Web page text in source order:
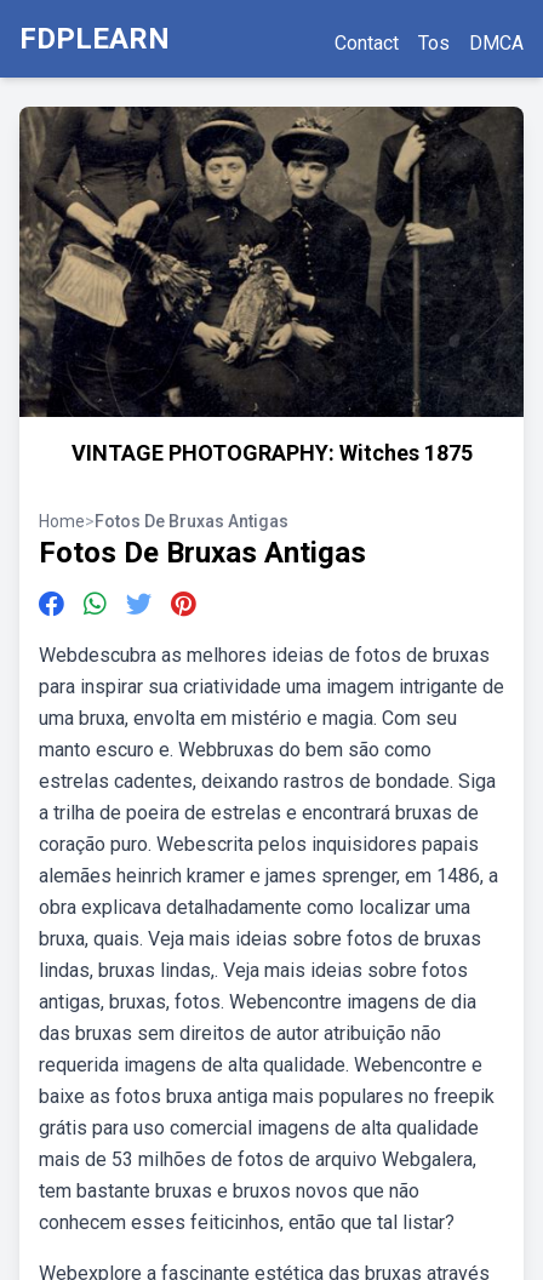
FDPLEARN Contact Tos DMCA
VINTAGE PHOTOGRAPHY: Witches 1875
Home>Fotos De Bruxas Antigas
Fotos De Bruxas Antigas
Webdescubra as melhores ideias de fotos de bruxas
para inspirar sua criatividade uma imagem intrigante de
uma bruxa, envolta em mistério e magia. Com seu
manto escuro e. Webbruxas do bem são como
estrelas cadentes, deixando rastros de bondade. Siga
a trilha de poeira de estrelas e encontrará bruxas de
coração puro. Webescrita pelos inquisidores papais
alemães heinrich kramer e james sprenger, em 1486, a
obra explicava detalhadamente como localizar uma
bruxa, quais. Veja mais ideias sobre fotos de bruxas
lindas, bruxas lindas,. Veja mais ideias sobre fotos
antigas, bruxas, fotos. Webencontre imagens de dia
das bruxas sem direitos de autor atribuição não
requerida imagens de alta qualidade. Webencontre e
baixe as fotos bruxa antiga mais populares no freepik
grátis para uso comercial imagens de alta qualidade
mais de 53 milhões de fotos de arquivo Webgalera,
tem bastante bruxas e bruxos novos que não
conhecem esses feiticinhos, então que tal listar?
Webexplore a fascinante estética das bruxas através